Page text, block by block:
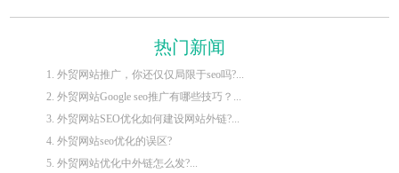
热门新闻
1. 外贸网站推广，你还仅仅局限于seo吗?...
2. 外贸网站Google seo推广有哪些技巧？...
3. 外贸网站SEO优化如何建设网站外链?...
4. 外贸网站seo优化的误区?
5. 外贸网站优化中外链怎么发?...